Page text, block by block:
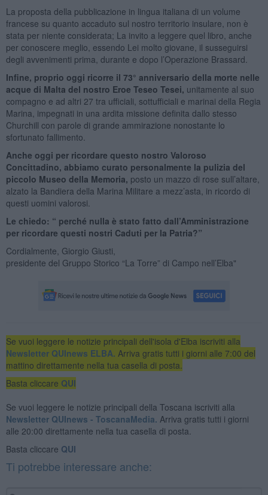
La proposta della pubblicazione in lingua italiana di un volume
francese su quanto accaduto sul nostro territorio insulare, non è
stata per niente considerata; La invito a leggere quel libro, anche
per conoscere meglio, essendo Lei molto giovane, il susseguirsi
degli avvenimenti prima, durante e dopo l’Operazione Brassard.
Infine, proprio oggi ricorre il 73° anniversario della morte nelle
acque di Malta del nostro Eroe Teseo Tesei, unitamente al suo
compagno e ad altri 27 tra ufficiali, sottufficiali e marinai della Regia
Marina, impegnati in una ardita missione definita dallo stesso
Churchill con parole di grande ammirazione nonostante lo
sfortunato fallimento.
Anche oggi per ricordare questo nostro Valoroso
Concittadino, abbiamo curato personalmente la pulizia del
piccolo Museo della Memoria, posto un mazzo di rose sull’altare,
alzato la Bandiera della Marina Militare a mezz’asta, in ricordo di
questi uomini valorosi.
Le chiedo: “ perché nulla è stato fatto dall’Amministrazione
per ricordare questi nostri Caduti per la Patria?”
Cordialmente, Giorgio Giusti,
presidente del Gruppo Storico “La Torre” di Campo nell’Elba"
Se vuoi leggere le notizie principali dell'isola d'Elba iscriviti alla
Newsletter QUInews ELBA. Arriva gratis tutti i giorni alle 7:00 del
mattino direttamente nella tua casella di posta.
Basta cliccare QUI
Se vuoi leggere le notizie principali della Toscana iscriviti alla
Newsletter QUInews - ToscanaMedia. Arriva gratis tutti i giorni
alle 20:00 direttamente nella tua casella di posta.
Basta cliccare QUI
Ti potrebbe interessare anche: